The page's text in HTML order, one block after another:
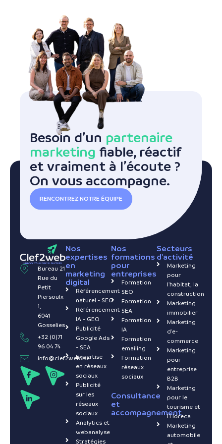
Besoin d’un partenaire
marketing fiable, réactif
et vraiment à l’écoute ?
On vous accompagne.
RENCONTREZ NOTRE ÉQUIPE
Bureau 21
Rue du
Petit
Piersoulx
1,
6041
Gosselies
+32 (0)71
96 04 74
info@clef2web.be
Nos
expertises
en
marketing
digital
Référencement
naturel - SEO
Référencement
IA - GEO
Publicité
Google Ads
- SEA
Expertise
en réseaux
sociaux
Publicité
sur les
réseaux
sociaux
Analytics et
webanalyse
Stratégies
Nos
formations
pour
entreprises
Formation
SEO
Formation
SEA
Formation
IA
Formation
emailing
Formation
réseaux
sociaux
Consultance
et
accompagnement
Secteurs
d'activité
Marketing
pour
l'habitat, la
construction
Marketing
immobilier
Marketing
d'e-
commerce
Marketing
pour
entreprise
B2B
Marketing
pour le
tourisme et
l'Horeca
Marketing
automobile